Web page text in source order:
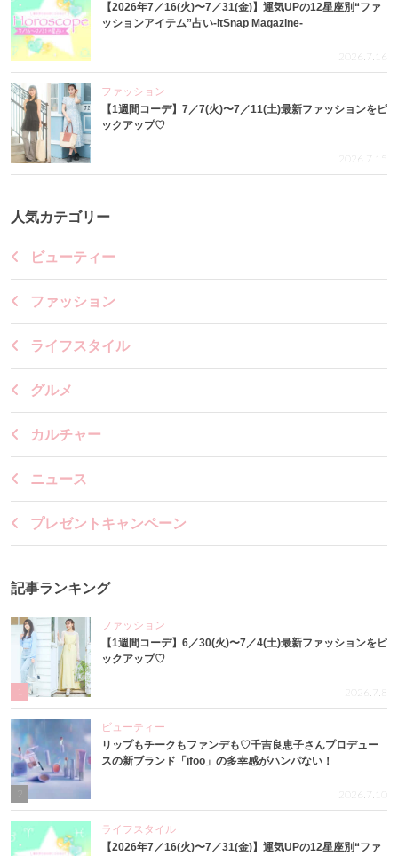
【2026年7／16(火)〜7／31(金)】運気UPの12星座別“ファ
ッションアイテム”占い-itSnap Magazine-
2026.7.16
ファッション
【1週間コーデ】7／7(火)〜7／11(土)最新ファッションをピ
ックアップ♡
2026.7.15
人気カテゴリー
ビューティー
ファッション
ライフスタイル
グルメ
カルチャー
ニュース
プレゼントキャンペーン
記事ランキング
ファッション
【1週間コーデ】6／30(火)〜7／4(土)最新ファッションをピ
ックアップ♡
2026.7.8
ビューティー
リップもチークもファンデも♡千吉良恵子さんプロデュー
スの新ブランド「ifoo」の多幸感がハンパない！
2026.7.10
ライフスタイル
【2026年7／16(火)〜7／31(金)】運気UPの12星座別“ファ